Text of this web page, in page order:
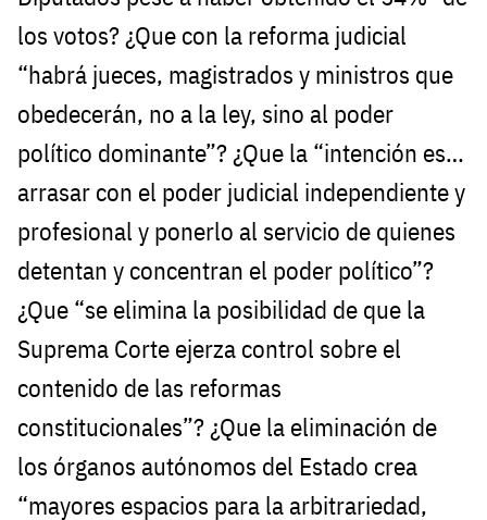
los votos? ¿Que con la reforma judicial
“habrá jueces, magistrados y ministros que
obedecerán, no a la ley, sino al poder
político dominante”? ¿Que la “intención es…
arrasar con el poder judicial independiente y
profesional y ponerlo al servicio de quienes
detentan y concentran el poder político”?
¿Que “se elimina la posibilidad de que la
Suprema Corte ejerza control sobre el
contenido de las reformas
constitucionales”? ¿Que la eliminación de
los órganos autónomos del Estado crea
“mayores espacios para la arbitrariedad,